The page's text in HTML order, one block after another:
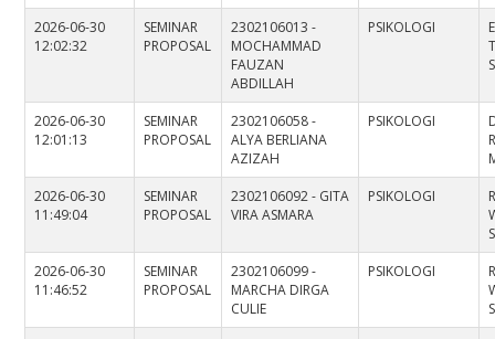
2026-06-30
12:02:32
SEMINAR
PROPOSAL
2302106013 -
MOCHAMMAD
FAUZAN
ABDILLAH
PSIKOLOGI
2026-06-30
12:01:13
SEMINAR
PROPOSAL
2302106058 -
ALYA BERLIANA
AZIZAH
PSIKOLOGI
2026-06-30
11:49:04
SEMINAR
PROPOSAL
2302106092 - GITA
VIRA ASMARA
PSIKOLOGI
2026-06-30
11:46:52
SEMINAR
PROPOSAL
2302106099 -
MARCHA DIRGA
CULIE
PSIKOLOGI